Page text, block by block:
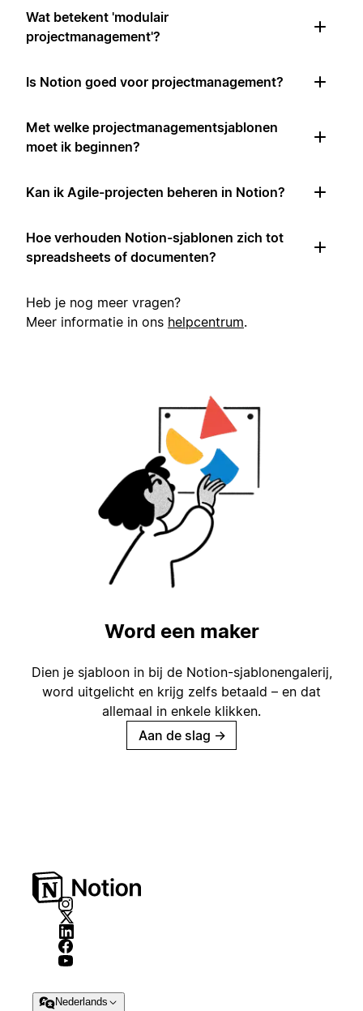
Wat betekent 'modulair
projectmanagement'?
Is Notion goed voor projectmanagement?
Met welke projectmanagementsjablonen
moet ik beginnen?
Kan ik Agile-projecten beheren in Notion?
Hoe verhouden Notion-sjablonen zich tot
spreadsheets of documenten?
Heb je nog meer vragen?
Meer informatie in ons helpcentrum.
Word een maker
Dien je sjabloon in bij de Notion-sjablonengalerij,
word uitgelicht en krijg zelfs betaald – en dat
allemaal in enkele klikken.
Aan de slag →
Nederlands